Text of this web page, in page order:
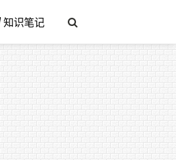
知识笔记